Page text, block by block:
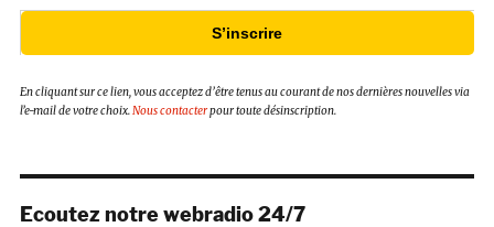
S’inscrire
En cliquant sur ce lien, vous acceptez d’être tenus au courant de nos dernières nouvelles via
l’e-mail de votre choix.Nous contacterpour toute désinscription.
Ecoutez notre webradio 24/7